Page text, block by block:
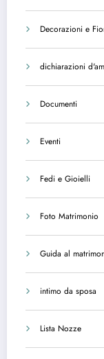
Decorazioni e
dichiarazioni
Documenti
Eventi
Fedi e Gioielli
Foto Matrimonio
Guida al
intimo da sposa
Lista Nozze